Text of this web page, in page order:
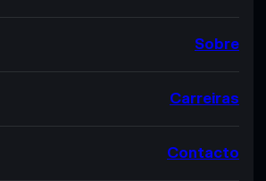
Sobre
Carreiras
Contacto